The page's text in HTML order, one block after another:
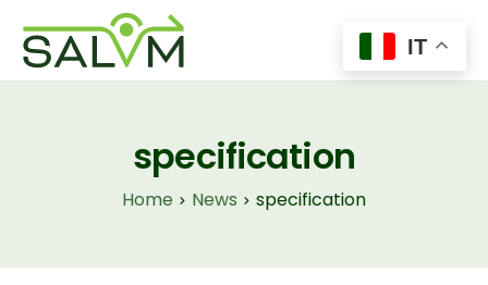
Home
specification
Home News specification
IT